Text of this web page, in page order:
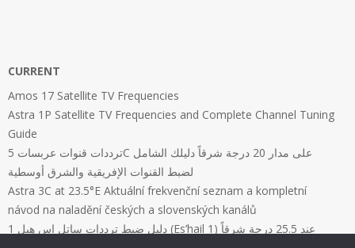
CURRENT
Amos 17 Satellite TV Frequencies
Astra 1P Satellite TV Frequencies and Complete Channel Tuning
Guide
ترددات قنوات عربسات 5C على مدار 20 درجة شرقاً دليلك الشامل
لضبط القنوات الإفريقية والشرق أوسطية
Astra 3C at 23.5°E Aktuální frekvenční seznam a kompletní
návod na naladění českých a slovenských kanálů
دليل ضبط ترددات ساتل إس هيل 1 (Es’hail 1) عند 25.5 درجة شرقاً